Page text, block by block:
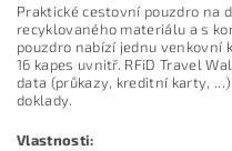
Praktické cestovní pouzdro na
recyklovaného materiálu a s
pouzdro nabízí jednu venkovní
16 kapes uvnitř. RFiD Travel
data (průkazy, kreditní karty,
doklady.
Vlastnosti: